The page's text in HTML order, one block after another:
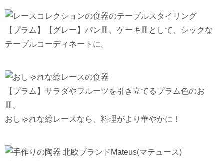
【プラム】【グレー】パン皿、ケーキ皿として、シックな
テーブルコーディネートに。
【プラム】サラダやフルーツを引き立てるプラム色のお
皿。
おしゃれな総レースなら、料理がより華やかに！